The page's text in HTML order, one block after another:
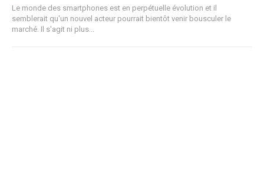
Le monde des smartphones est en perpétuelle évolution et il
semblerait qu'un nouvel acteur pourrait bientôt venir bousculer le
marché. Il s'agit ni plus...